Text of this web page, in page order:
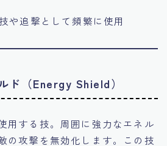
や追撃として頻繁に使用
ド（Energy Shield）
用する技。周囲に強力なエネル
の攻撃を無効化します。この技